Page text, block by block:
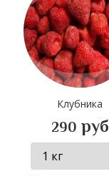
Клубника
290 руб